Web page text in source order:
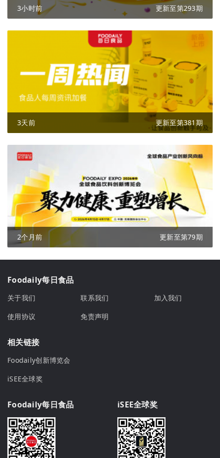
3小时前 更新至第293期
3天前 更新至第381期
2个月前 更新至第79期
Foodaily每日食品
关于我们 联系我们
加入我们
使用协议
免责声明
相关链接
Foodaily创新博览会
iSEE全球奖
Foodaily每日食品 iSEE全球奖